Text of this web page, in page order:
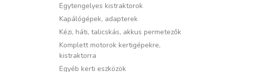
Egytengelyes kistraktorok
Kapálógépek, adapterek
Kézi, háti, talicskás, akkus permetezők
Komplett motorok kertigépekre,
kistraktorra
Egyéb kerti eszközök